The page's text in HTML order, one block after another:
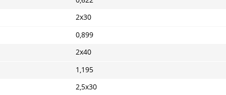
2x30
0,899
2x40
1,195
2,5x30